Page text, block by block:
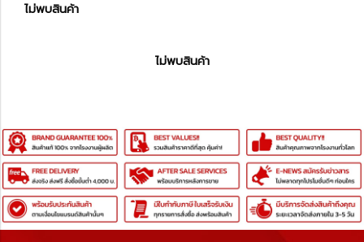
ไม่พบสินค้า
ไม่พบสินค้า